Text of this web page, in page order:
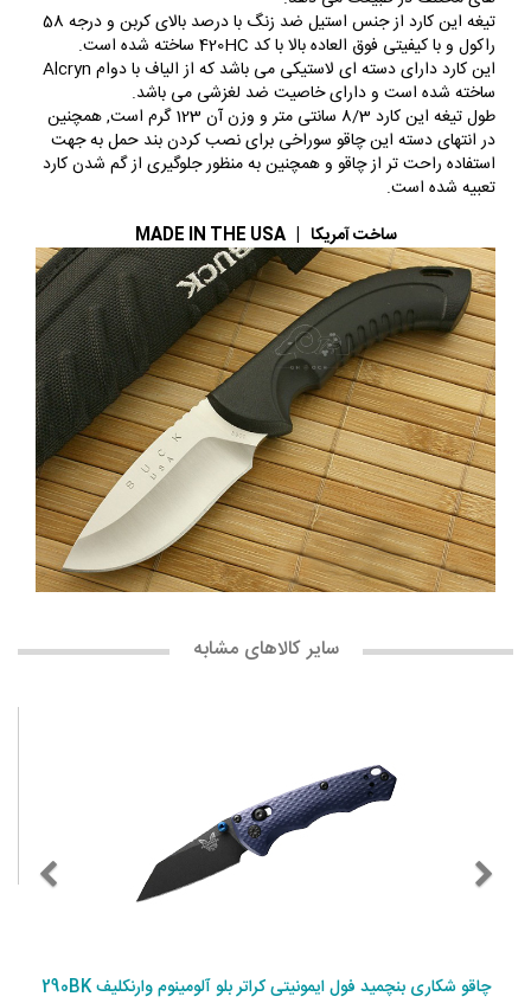
تیغه این کارد از جنس استیل ضد زنگ با درصد بالای کربن و درجه 58
راکول و با کیفیتی فوق العاده بالا با کد 420HC ساخته شده است.
این کارد دارای دسته ای لاستیکی می باشد که از الیاف با دوام Alcryn
ساخته شده است و دارای خاصیت ضد لغزشی می باشد.
طول تیغه این کارد 8/3 سانتی متر و وزن آن 123 گرم است, همچنین
در انتهای دسته این چاقو سوراخی برای نصب کردن بند حمل به جهت
استفاده راحت تر از چاقو و همچنین به منظور جلوگیری از گم شدن کارد
تعبیه شده است.
ساخت آمریکا | MADE IN THE USA
سایر کالاهای مشابه
چاقو شکاری بنچمید فول ایمونیتی کراتر بلو آلومینوم وارنکلیف 290BK